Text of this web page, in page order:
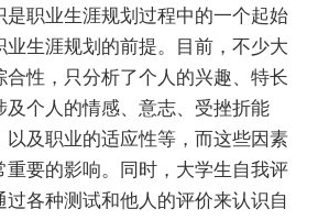
是职业生涯规划过程中的一个起始
业生涯规划的前提。目前，不少大
合性，只分析了个人的兴趣、特长
及个人的情感、意志、受挫折能
以及职业的适应性等，而这些因素
重要的影响。同时，大学生自我评
各种测试和他人的评价来认识自